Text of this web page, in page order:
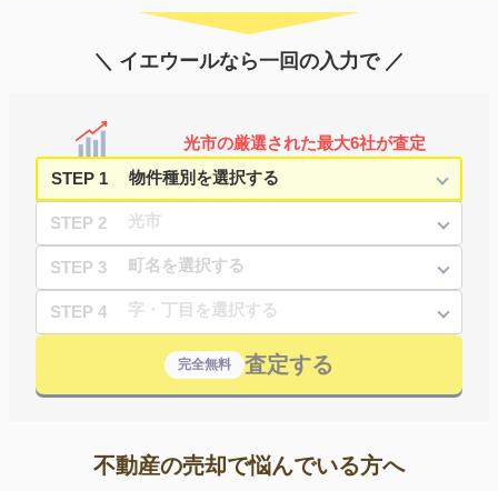
＼ イエウールなら一回の入力で ／
光市の厳選された最大6社が査定
STEP 1
STEP 2
STEP 3
STEP 4
完全無料 査定する
不動産の売却で悩んでいる方へ